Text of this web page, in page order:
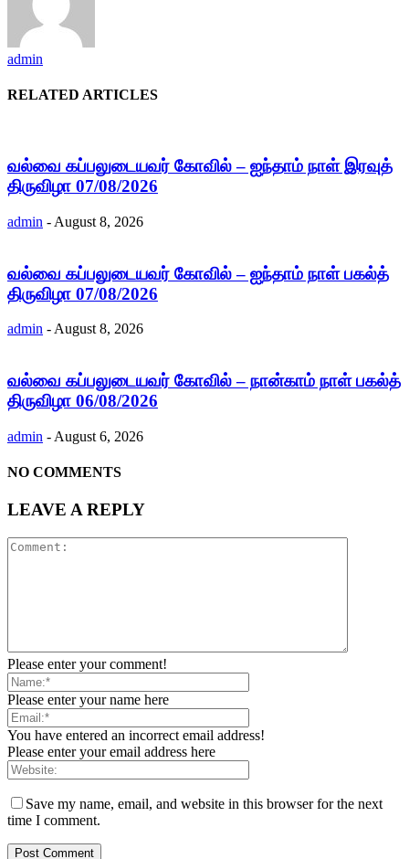
admin
RELATED ARTICLES
வல்வை கப்பலுடையவர் கோவில் – ஐந்தாம் நாள் இரவுத்
திருவிழா 07/08/2026
admin - August 8, 2026
வல்வை கப்பலுடையவர் கோவில் – ஐந்தாம் நாள் பகல்த்
திருவிழா 07/08/2026
admin - August 8, 2026
வல்வை கப்பலுடையவர் கோவில் – நான்காம் நாள் பகல்த்
திருவிழா 06/08/2026
admin - August 6, 2026
NO COMMENTS
LEAVE A REPLY
Please enter your comment!
Please enter your name here
You have entered an incorrect email address!
Please enter your email address here
Save my name, email, and website in this browser for the next
time I comment.